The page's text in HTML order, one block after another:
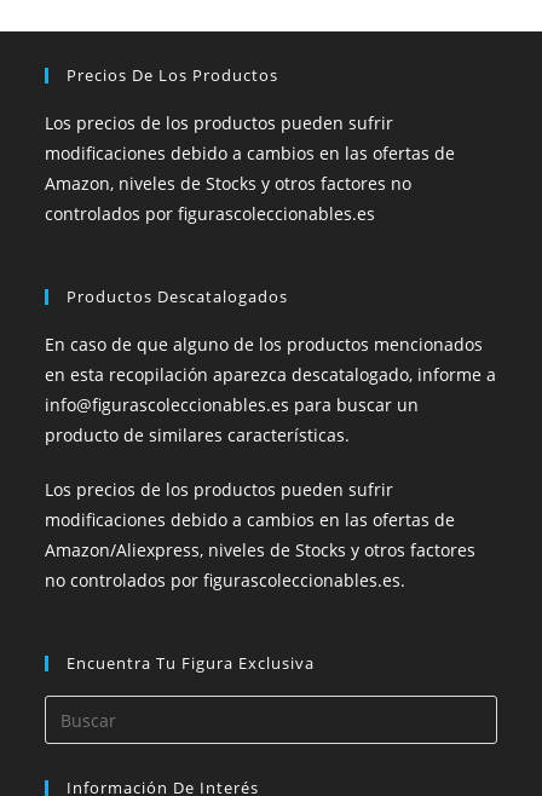
Precios De Los Productos
Los precios de los productos pueden sufrir
modificaciones debido a cambios en las ofertas de
Amazon, niveles de Stocks y otros factores no
controlados por figurascoleccionables.es
Productos Descatalogados
En caso de que alguno de los productos mencionados
en esta recopilación aparezca descatalogado, informe a
info@figurascoleccionables.es para buscar un
producto de similares características.
Los precios de los productos pueden sufrir
modificaciones debido a cambios en las ofertas de
Amazon/Aliexpress, niveles de Stocks y otros factores
no controlados por figurascoleccionables.es.
Encuentra Tu Figura Exclusiva
Información De Interés